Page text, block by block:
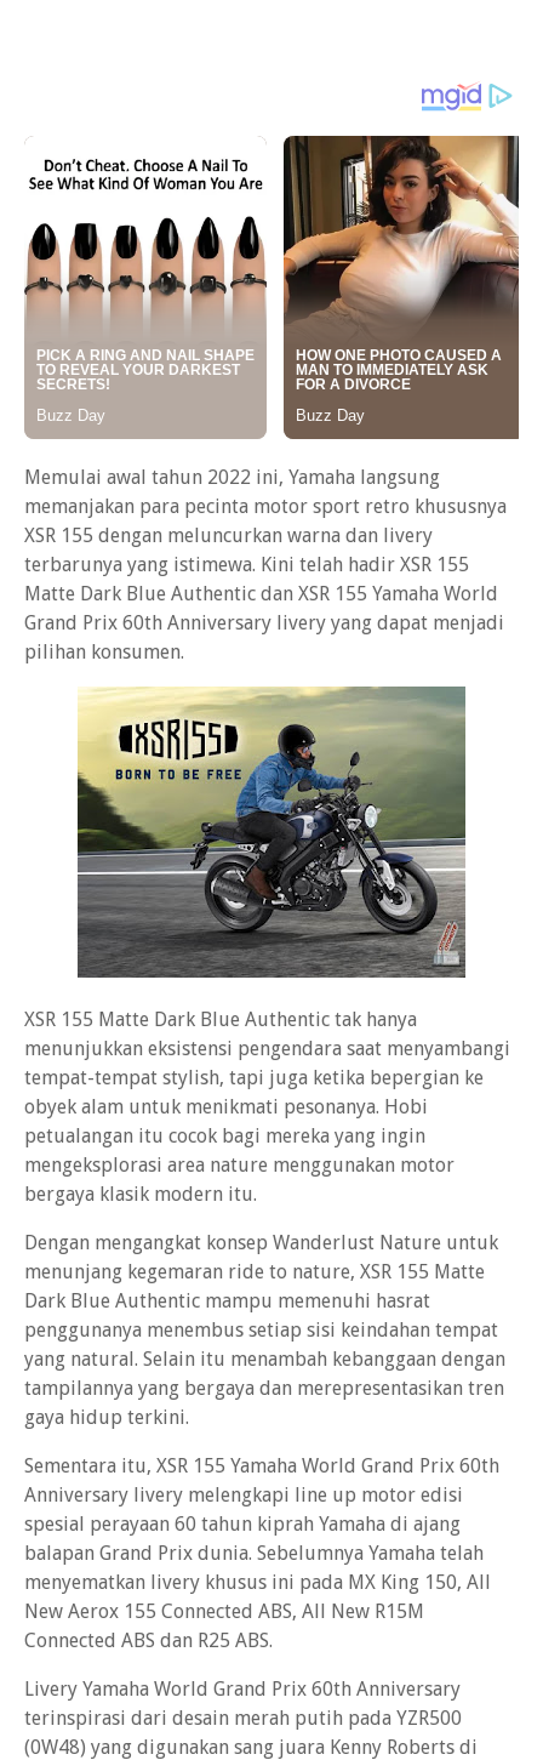
Memulai awal tahun 2022 ini, Yamaha langsung
memanjakan para pecinta motor sport retro khususnya
XSR 155 dengan meluncurkan warna dan livery
terbarunya yang istimewa. Kini telah hadir XSR 155
Matte Dark Blue Authentic dan XSR 155 Yamaha World
Grand Prix 60th Anniversary livery yang dapat menjadi
pilihan konsumen.
XSR 155 Matte Dark Blue Authentic tak hanya
menunjukkan eksistensi pengendara saat menyambangi
tempat-tempat stylish, tapi juga ketika bepergian ke
obyek alam untuk menikmati pesonanya. Hobi
petualangan itu cocok bagi mereka yang ingin
mengeksplorasi area nature menggunakan motor
bergaya klasik modern itu.
Dengan mengangkat konsep Wanderlust Nature untuk
menunjang kegemaran ride to nature, XSR 155 Matte
Dark Blue Authentic mampu memenuhi hasrat
penggunanya menembus setiap sisi keindahan tempat
yang natural. Selain itu menambah kebanggaan dengan
tampilannya yang bergaya dan merepresentasikan tren
gaya hidup terkini.
Sementara itu, XSR 155 Yamaha World Grand Prix 60th
Anniversary livery melengkapi line up motor edisi
spesial perayaan 60 tahun kiprah Yamaha di ajang
balapan Grand Prix dunia. Sebelumnya Yamaha telah
menyematkan livery khusus ini pada MX King 150, All
New Aerox 155 Connected ABS, All New R15M
Connected ABS dan R25 ABS.
Livery Yamaha World Grand Prix 60th Anniversary
terinspirasi dari desain merah putih pada YZR500
(0W48) yang digunakan sang juara Kenny Roberts di